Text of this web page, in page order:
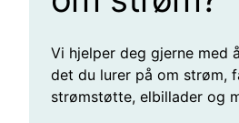
Vi hjelper deg gjerne med
det du lurer på om strøm,
strømstøtte, elbillader og